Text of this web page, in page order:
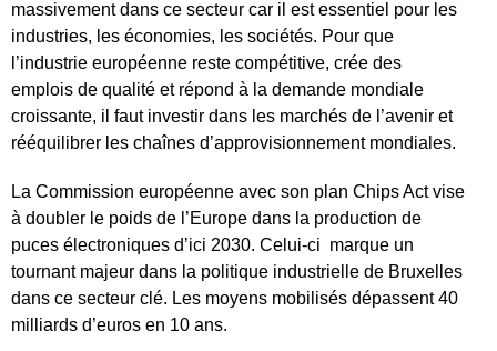
massivement dans ce secteur car il est essentiel pour les
industries, les économies, les sociétés. Pour que
l’industrie européenne reste compétitive, crée des
emplois de qualité et répond à la demande mondiale
croissante, il faut investir dans les marchés de l’avenir et
rééquilibrer les chaînes d’approvisionnement mondiales.
La Commission européenne avec son plan Chips Act vise
à doubler le poids de l’Europe dans la production de
puces électroniques d’ici 2030. Celui-ci marque un
tournant majeur dans la politique industrielle de Bruxelles
dans ce secteur clé. Les moyens mobilisés dépassent 40
milliards d’euros en 10 ans.